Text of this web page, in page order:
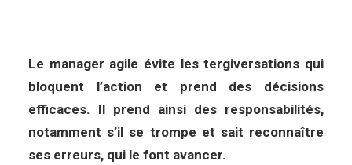
Le manager agile évite les tergiversations qui
bloquent l’action et prend des décisions
efficaces. Il prend ainsi des responsabilités,
notamment s’il se trompe et sait reconnaître
ses erreurs, qui le font avancer.